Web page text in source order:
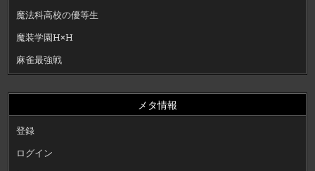
魔法科高校の優等生
魔装学園H×H
麻雀最強戦
メタ情報
登録
ログイン